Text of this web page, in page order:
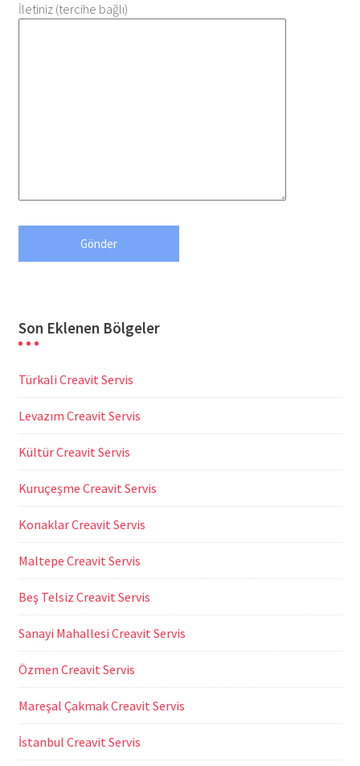
İletiniz (tercihe bağlı)
Son Eklenen Bölgeler
Türkali Creavit Servis
Levazım Creavit Servis
Kültür Creavit Servis
Kuruçeşme Creavit Servis
Konaklar Creavit Servis
Maltepe Creavit Servis
Beş Telsiz Creavit Servis
Sanayi Mahallesi Creavit Servis
Özmen Creavit Servis
Mareşal Çakmak Creavit Servis
İstanbul Creavit Servis